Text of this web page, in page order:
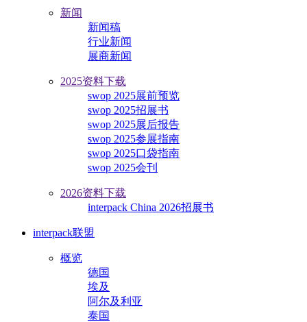
新闻
新闻稿
行业新闻
展商新闻
2025资料下载
swop 2025展前预览
swop 2025招展书
swop 2025展后报告
swop 2025参展指南
swop 2025口袋指南
swop 2025会刊
2026资料下载
interpack China 2026招展书
interpack联盟
概览
德国
埃及
阿尔及利亚
泰国